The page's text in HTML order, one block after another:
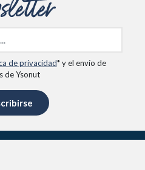
de privacidad* y el envío de
de Ysonut